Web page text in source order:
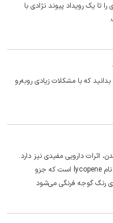
تا یک رویداد پیوند نژادی با
که با مشکلات زیادی رو‌به‌رو
اثرات دارویی مفیدی نیز دارد.
یکی از مهمترین مواد موءثره گوجه فرنگی ماده‌ای به نام lycopene است که جزو
رنگ گوجه فرنگی می‌شود